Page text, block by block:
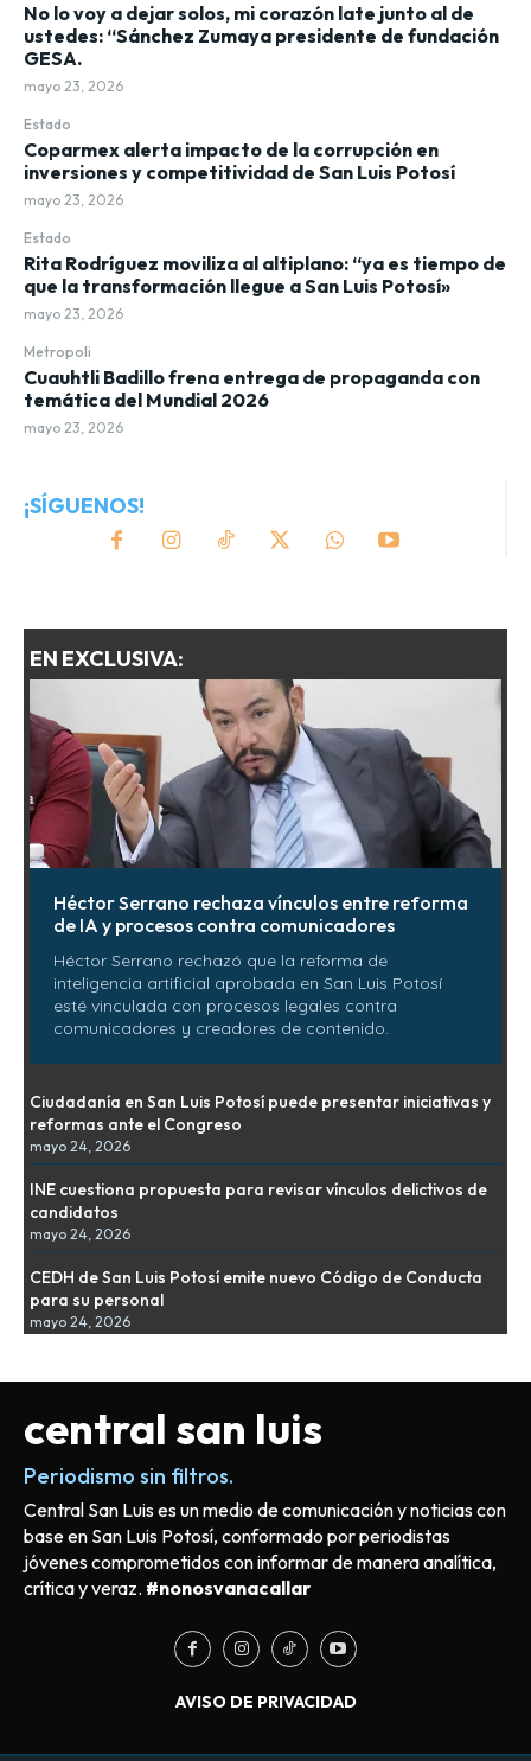
No lo voy a dejar solos, mi corazón late junto al de
ustedes: “Sánchez Zumaya presidente de fundación
GESA.
mayo 23, 2026
Estado
Coparmex alerta impacto de la corrupción en
inversiones y competitividad de San Luis Potosí
mayo 23, 2026
Estado
Rita Rodríguez moviliza al altiplano: “ya es tiempo de
que la transformación llegue a San Luis Potosí»
mayo 23, 2026
Metropoli
Cuauhtli Badillo frena entrega de propaganda con
temática del Mundial 2026
mayo 23, 2026
¡SÍGUENOS!
EN EXCLUSIVA:
Héctor Serrano rechaza vínculos entre reforma
de IA y procesos contra comunicadores
Héctor Serrano rechazó que la reforma de
inteligencia artificial aprobada en San Luis Potosí
esté vinculada con procesos legales contra
comunicadores y creadores de contenido.
Ciudadanía en San Luis Potosí puede presentar iniciativas y
reformas ante el Congreso
mayo 24, 2026
INE cuestiona propuesta para revisar vínculos delictivos de
candidatos
mayo 24, 2026
CEDH de San Luis Potosí emite nuevo Código de Conducta
para su personal
mayo 24, 2026
central san luis
Periodismo sin filtros.
Central San Luis es un medio de comunicación y noticias con
base en San Luis Potosí, conformado por periodistas
jóvenes comprometidos con informar de manera analítica,
crítica y veraz. #nonosvanacallar
AVISO DE PRIVACIDAD